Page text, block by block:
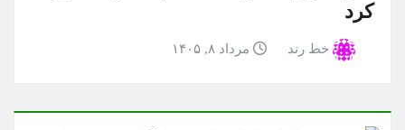
کرد
خط رند مرداد ۸, ۱۴۰۵